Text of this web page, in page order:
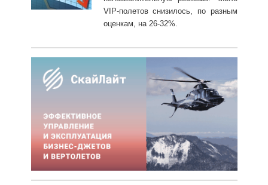
VIP-полетов снизилось, по разным
оценкам, на 26-32%.